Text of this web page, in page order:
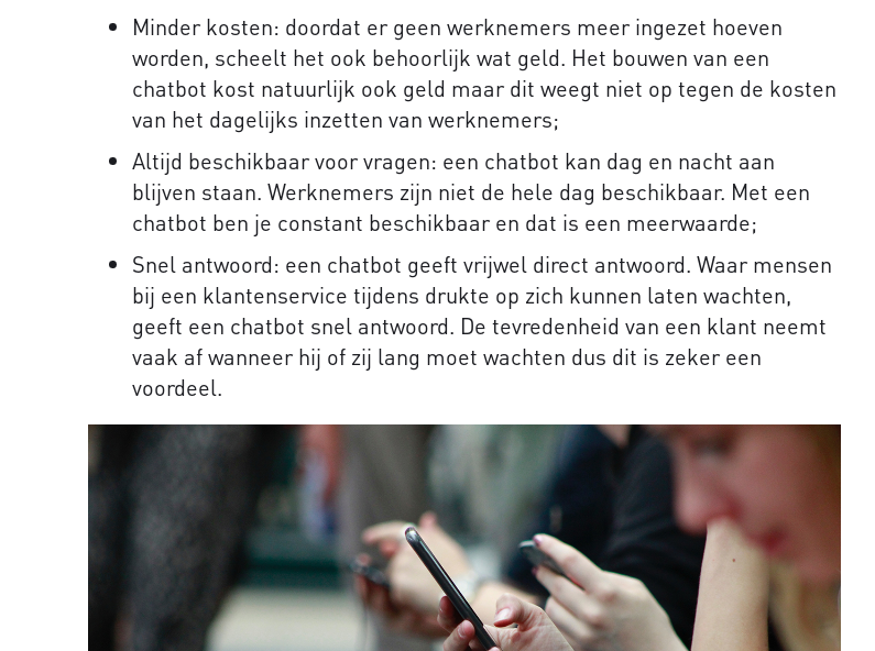
Minder kosten: doordat er geen werknemers meer ingezet hoeven
worden, scheelt het ook behoorlijk wat geld. Het bouwen van een
chatbot kost natuurlijk ook geld maar dit weegt niet op tegen de kosten
van het dagelijks inzetten van werknemers;
Altijd beschikbaar voor vragen: een chatbot kan dag en nacht aan
blijven staan. Werknemers zijn niet de hele dag beschikbaar. Met een
chatbot ben je constant beschikbaar en dat is een meerwaarde;
Snel antwoord: een chatbot geeft vrijwel direct antwoord. Waar mensen
bij een klantenservice tijdens drukte op zich kunnen laten wachten,
geeft een chatbot snel antwoord. De tevredenheid van een klant neemt
vaak af wanneer hij of zij lang moet wachten dus dit is zeker een
voordeel.